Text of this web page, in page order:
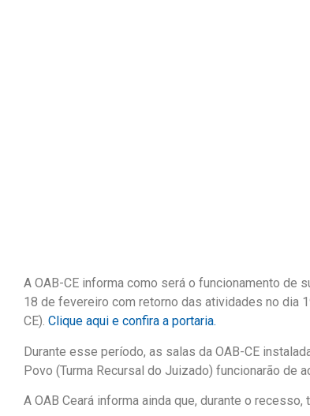
A OAB-CE informa como será o funcionamento de
18 de fevereiro com retorno das atividades no dia
CE). Clique aqui e confira a portaria.
Durante esse período, as salas da OAB-CE
Povo (Turma Recursal do Juizado) funcionarão
A OAB Ceará informa ainda que, durante o